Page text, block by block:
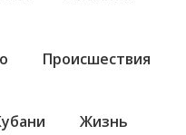
Происшествия
Жизнь